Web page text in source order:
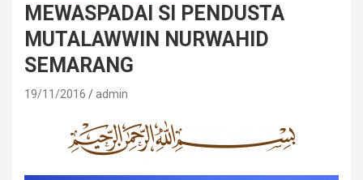
MEWASPADAI SI PENDUSTA
MUTALAWWIN NURWAHID
SEMARANG
19/11/2016 admin